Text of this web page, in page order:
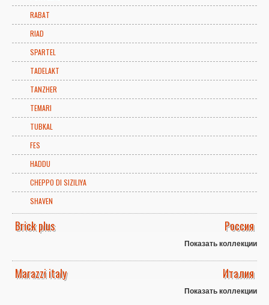
RABAT
RIAD
SPARTEL
TADELAKT
TANZHER
TEMARI
TUBKAL
FES
HADDU
CHEPPO DI SIZILIYA
SHAVEN
Brick plus Россия
Показать коллекции
Marazzi italy Италия
Показать коллекции